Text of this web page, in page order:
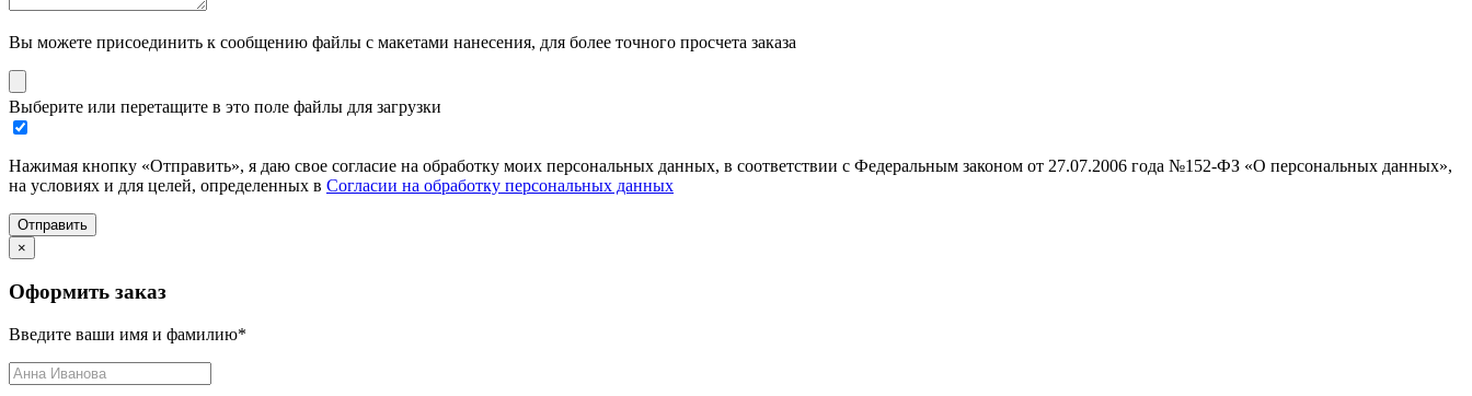
Вы можете присоединить к сообщению файлы с макетами нанесения, для более точного просчета заказа
Выберите или перетащите в это поле файлы для загрузки
Нажимая кнопку «Отправить», я даю свое согласие на обработку моих персональных данных, в соответствии с Федеральным законом от 27.07.2006 года №152-ФЗ «О персональных данных»,
на условиях и для целей, определенных в Согласии на обработку персональных данных
Отправить
×
Оформить заказ
Введите ваши имя и фамилию*